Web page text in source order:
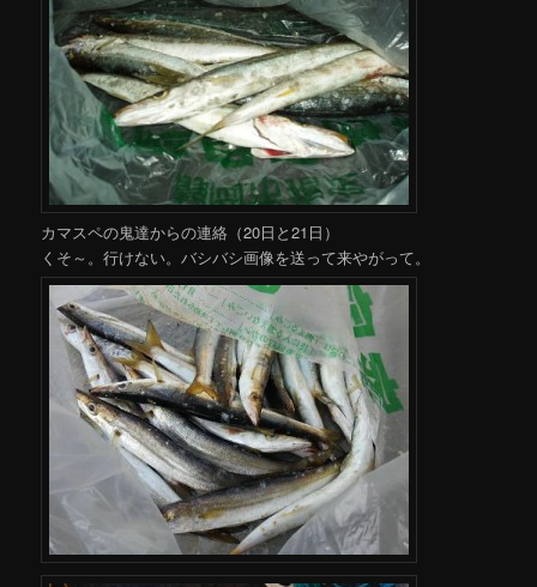
カマスペの鬼達からの連絡（20日と21日）
くそ～。行けない。バシバシ画像を送って来やがって。